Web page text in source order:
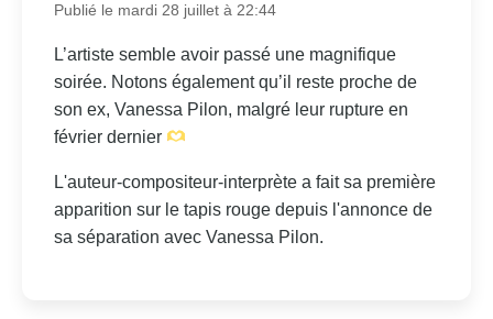
Publié le mardi 28 juillet à 22:44
L’artiste semble avoir passé une magnifique
soirée. Notons également qu’il reste proche de
son ex, Vanessa Pilon, malgré leur rupture en
février dernier
L'auteur-compositeur-interprète a fait sa première
apparition sur le tapis rouge depuis l'annonce de
sa séparation avec Vanessa Pilon.